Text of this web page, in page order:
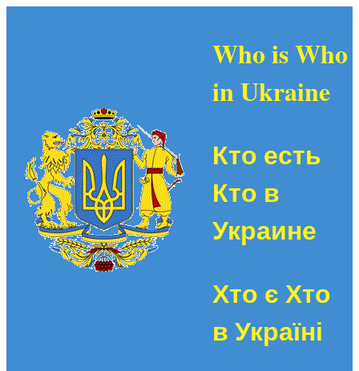
Who is Who
in Ukraine
Кто есть
Кто в
Украине
Хто є Хто
в Україні